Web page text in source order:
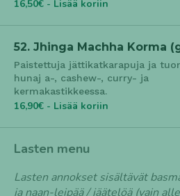
16,50€ - Lisää koriin
52. Jhinga Machha Korma
Paistettuja jättikatkarapuja ja
hunaj a-, cashew-, curry- ja
kermakastikkeessa.
16,90€ - Lisää koriin
Lasten menu
Lasten annokset sisältävät
ja naan-leipää / jäätelöä (vain